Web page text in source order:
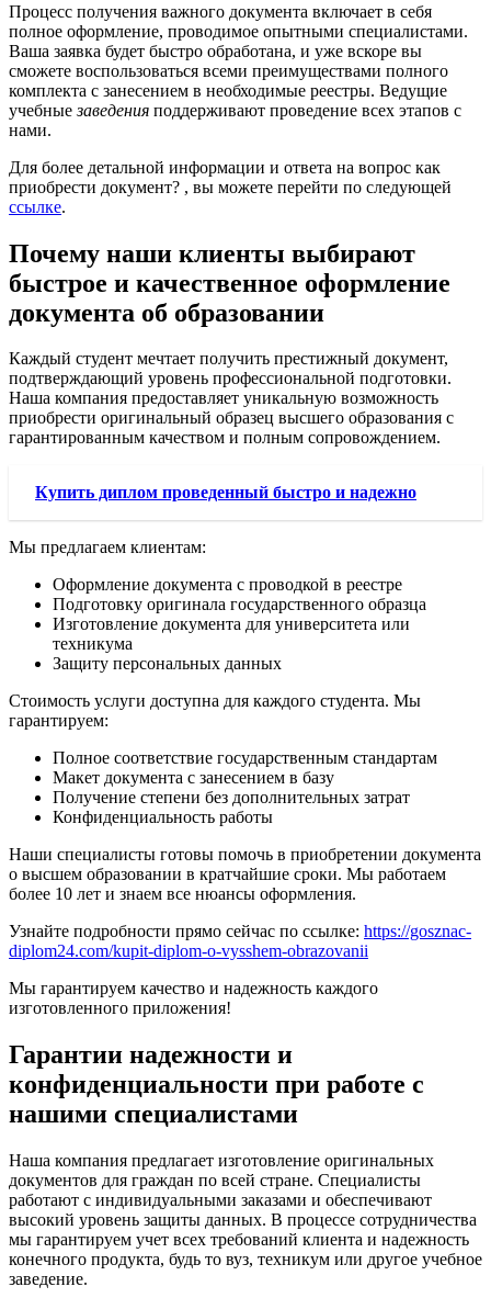
Процесс получения важного документа включает в себя
полное оформление, проводимое опытными специалистами.
Ваша заявка будет быстро обработана, и уже вскоре вы
сможете воспользоваться всеми преимуществами полного
комплекта с занесением в необходимые реестры. Ведущие
учебныезаведения поддерживают проведение всех этапов с
нами.
Для более детальной информации и ответа на вопрос как
приобрести документ? , вы можете перейти по следующей
ссылке.
Почему наши клиенты выбирают
быстрое и качественное оформление
документа об образовании
Каждый студент мечтает получить престижный документ,
подтверждающий уровень профессиональной подготовки.
Наша компания предоставляет уникальную возможность
приобрести оригинальный образец высшего образования с
гарантированным качеством и полным сопровождением.
Купить диплом проведенный быстро и надежно
Мы предлагаем клиентам:
Оформление документа с проводкой в реестре
Подготовку оригинала государственного образца
Изготовление документа для университета или
техникума
Защиту персональных данных
Стоимость услуги доступна для каждого студента. Мы
гарантируем:
Полное соответствие государственным стандартам
Макет документа с занесением в базу
Получение степени без дополнительных затрат
Конфиденциальность работы
Наши специалисты готовы помочь в приобретении документа
о высшем образовании в кратчайшие сроки. Мы работаем
более 10 лет и знаем все нюансы оформления.
Узнайте подробности прямо сейчас по ссылке: https://gosznac-
diplom24.com/kupit-diplom-o-vysshem-obrazovanii
Мы гарантируем качество и надежность каждого
изготовленного приложения!
Гарантии надежности и
конфиденциальности при работе с
нашими специалистами
Наша компания предлагает изготовление оригинальных
документов для граждан по всей стране. Специалисты
работают с индивидуальными заказами и обеспечивают
высокий уровень защиты данных. В процессе сотрудничества
мы гарантируем учет всех требований клиента и надежность
конечного продукта, будь то вуз, техникум или другое учебное
заведение.